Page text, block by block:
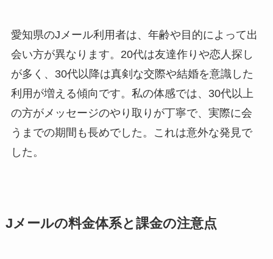
愛知県のJメール利用者は、年齢や目的によって出
会い方が異なります。20代は友達作りや恋人探し
が多く、30代以降は真剣な交際や結婚を意識した
利用が増える傾向です。私の体感では、30代以上
の方がメッセージのやり取りが丁寧で、実際に会
うまでの期間も長めでした。これは意外な発見で
した。
Jメールの料金体系と課金の注意点